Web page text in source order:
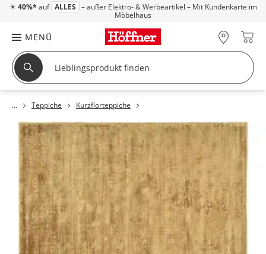
☀ 40%* auf ALLES – außer Elektro- & Werbeartikel – Mit Kundenkarte im
Möbelhaus
MENÜ
Teppiche Kurzflorteppiche